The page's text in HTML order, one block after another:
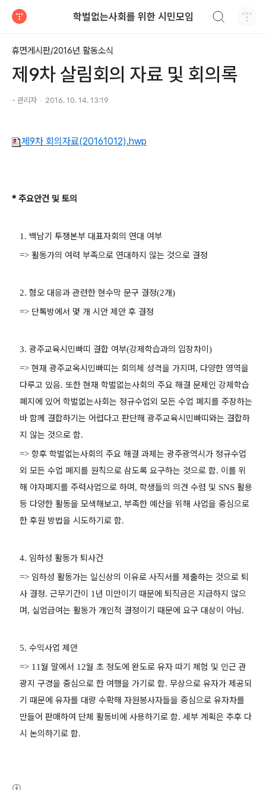
학벌없는사회를 위한 시민모임
휴면게시판/2016년 활동소식
제9차 살림회의 자료 및 회의록
- 관리자 2016. 10. 14. 13:19
제9차 회의자료(20161012).hwp
* 주요안건 및 토의
1. 백남기 투쟁본부 대표자회의 연대 여부
=>활동가의 여력 부족으로 연대하지 않는 것으로 결정
2.혐오 대응과 관련한 현수막 문구 결정(2개)
=> 단톡방에서 몇 개 시안 제안 후 결정
3.광주교육시민빠띠 결합 여부(강제학습과의 입장차이)
=>현재 광주교옥시민빠띠는 회의체 성격을 가지며 , 다양한 영역을
다루고 있음.또한 현재 학벌없는사회의 주요 해결 문제인 강제학습
폐지에 있어 학벌없는사회는 정규수업외 모든 수업 폐지를 주장하는
바 함께 결합하기는 어렵다고 판단해 광주교육시민빠띠와는 결합하
지 않는 것으로 함.
=>향후 학벌없는사회의 주요 해결 과제는 광주광역시가 정규수업
외 모든 수업 폐지를 원칙으로 삼도록 요구하는 것으로 함. 이를 위
해 야자폐지를 주력사업으로 하며 ,학생들의 의견 수렴 및 SNS활용
등 다양한 활동을 모색해보고,부족한 예산을 위해 사업을 중심으로
한 후원 방법을 시도하기로 함.
4. 임하성 활동가 퇴사건
=> 임하성 활동가는 일신상의 이유로 사직서를 제출하는 것으로 퇴
사 결정.근무기간이 1 년 미만이기 때문에 퇴직금은 지급하지 않으
며 , 실업급여는 활동가 개인적 결정이기 때문에 요구 대상이 아님.
5.수익사업 제안
=> 11월 말에서 12월 초 정도에 완도로 유자 따기 체험 및 인근 관
광지 구경을 중심으로 한 여행을 가기로 함.무상으로 유자가 제공되
기 때문에 유자를 대량 수확해 자원봉사자들을 중심으로 유자차를
만들어 판매하여 단체 활동비에 사용하기로 함.세부 계획은 추후 다
시 논의하기로 함.